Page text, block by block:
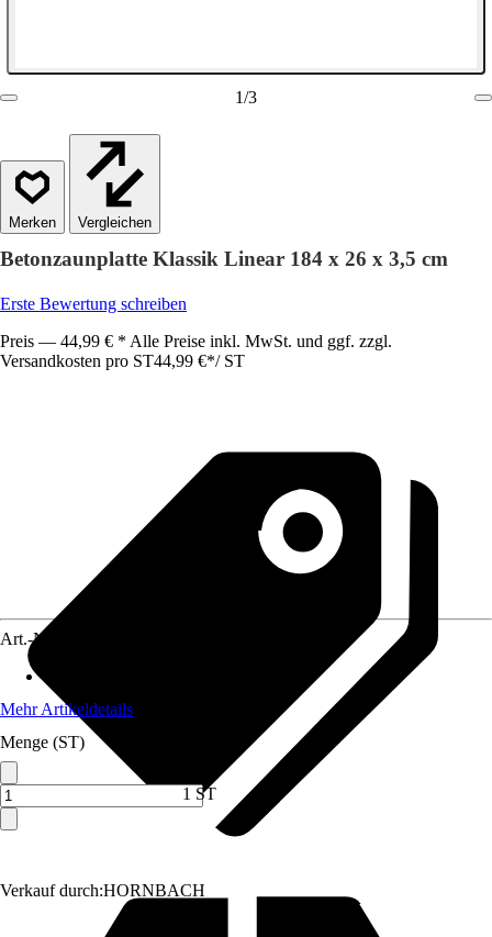
1/3
Vergleichen
Betonzaunplatte Klassik Linear 184 x 26 x 3,5 cm
Erste Bewertung schreiben
Preis — 44,99 € * Alle Preise inkl. MwSt. und ggf. zzgl.
Versandkosten pro ST44,99 €*/ ST
Verkauf durch:HORNBACH
Art.-Nr.
Mehr Artikeldetails
Menge (ST)
1 ST